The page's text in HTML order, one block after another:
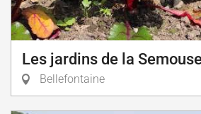
Les jardins de la
Bellefontaine